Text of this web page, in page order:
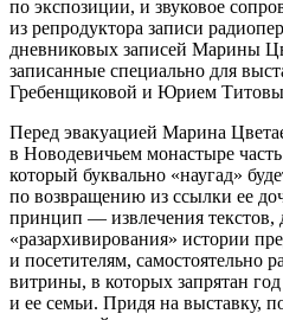
по экспозиции, и звуковое
из репродуктора записи
дневниковых записей Марины
записанные специально для
Гребенщиковой и Юрием
Перед эвакуацией Марина
в Новодевичьем монастыре
который буквально «наугад»
по возвращению из ссылки ее
принцип — извлечения текстов,
«разархивирования» истории
и посетителям, самостоятельно
витрины, в которых запрятан
и ее семьи. Придя на выставку,